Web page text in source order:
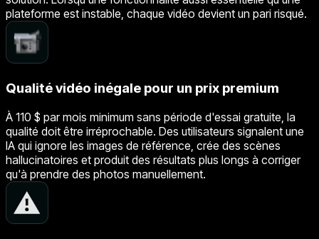
plateforme est instable, chaque vidéo devient un pari risqué.
Qualité vidéo inégale pour un prix premium
À 110 $ par mois minimum sans période d'essai gratuite, la
qualité doit être irréprochable. Des utilisateurs signalent une
IA qui ignore les images de référence, crée des scènes
hallucinatoires et produit des résultats plus longs à corriger
qu'à prendre des photos manuellement.